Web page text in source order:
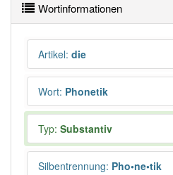
Wortinformationen
Artikel: die
Wort: Phonetik
Typ: Substantiv
Silbentrennung: Pho•ne•tik